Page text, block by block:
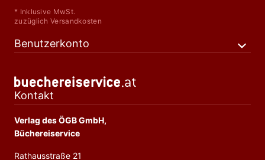
* Inklusive MwSt.
zuzüglich Versandkosten
Benutzerkonto
Kontakt
Verlag des ÖGB GmbH,
Büchereiservice
Rathausstraße 21